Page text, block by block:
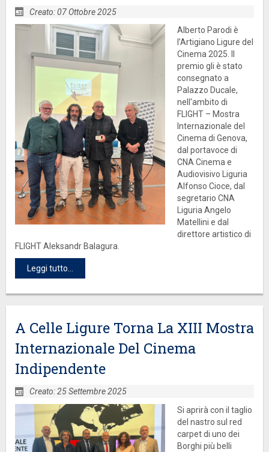
Creato: 07 Ottobre 2025
Alberto Parodi è
l’Artigiano Ligure del
Cinema 2025. Il
premio gli è stato
consegnato a
Palazzo Ducale,
nell'ambito di
FLIGHT – Mostra
Internazionale del
Cinema di Genova,
dal portavoce di
CNA Cinema e
Audiovisivo Liguria
Alfonso Cioce, dal
segretario CNA
Liguria Angelo
Matellini e dal
direttore artistico di
FLIGHT Aleksandr Balagura.
Leggi tutto...
A Celle Ligure Torna La XIII Mostra
Internazionale Del Cinema
Indipendente
Creato: 25 Settembre 2025
Si aprirà con il taglio
del nastro sul red
carpet di uno dei
Borghi più belli